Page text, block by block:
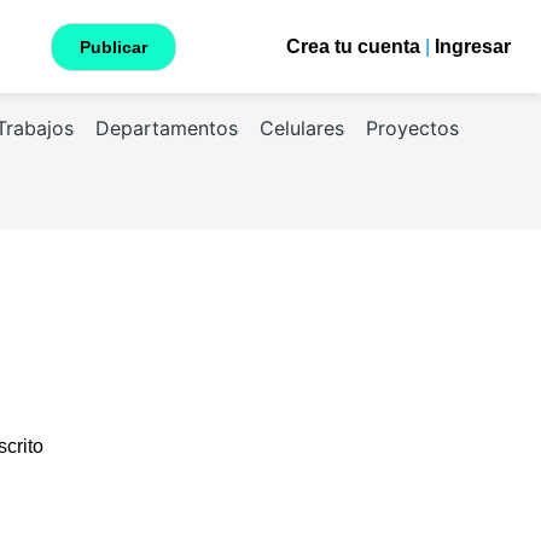
Publicar Crea tu cuenta| Ingresar
Departamentos Celulares Proyectos